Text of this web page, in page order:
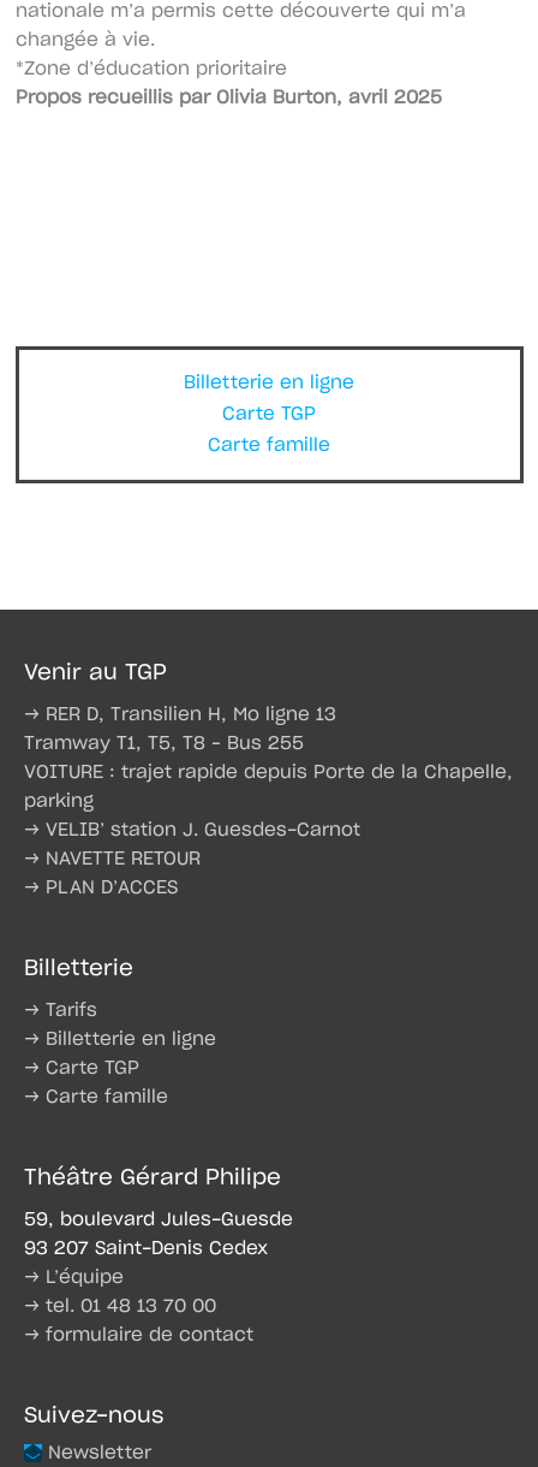
Billetterie en ligne
Carte TGP
Carte famille
nationale m’a permis cette découverte qui m’a
changée à vie.
*Zone d’éducation prioritaire
Propos recueillis par Olivia Burton, avril 2025
Venir au TGP
→ RER D, Transilien H, Mo ligne 13
Tramway T1, T5, T8 – Bus 255
VOITURE : trajet rapide depuis Porte de la Chapelle,
parking
→ VELIB’ station J. Guesdes-Carnot
→ NAVETTE RETOUR
→ PLAN D’ACCES
Billetterie
→ Tarifs
→ Billetterie en ligne
→ Carte TGP
→ Carte famille
Théâtre Gérard Philipe
59, boulevard Jules-Guesde
93 207 Saint-Denis Cedex
→ L’équipe
→ tel. 01 48 13 70 00
→ formulaire de contact
Suivez-nous
Newsletter